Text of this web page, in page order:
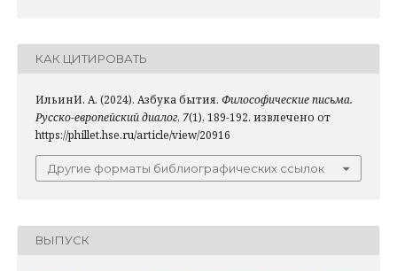
КАК ЦИТИРОВАТЬ
ИльинИ. А. (2024). Азбука бытия. Философические письма.
Русско-европейский диалог, 7(1), 189-192. извлечено от
https://phillet.hse.ru/article/view/20916
Другие форматы библиографических ссылок
ВЫПУСК